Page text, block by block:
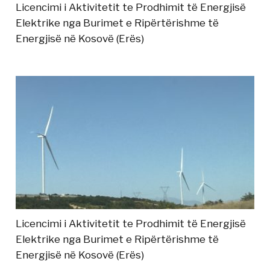
Licencimi i Aktivitetit te Prodhimit të Energjisë
Elektrike nga Burimet e Ripërtërishme të
Energjisë në Kosovë (Erës)
Licencimi i Aktivitetit te Prodhimit të Energjisë
Elektrike nga Burimet e Ripërtërishme të
Energjisë në Kosovë (Erës)